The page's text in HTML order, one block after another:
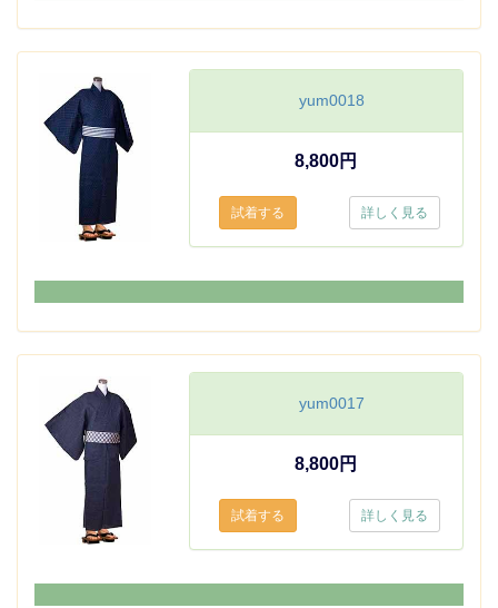
yum0018
8,800円
詳しく見る
yum0017
8,800円
詳しく見る